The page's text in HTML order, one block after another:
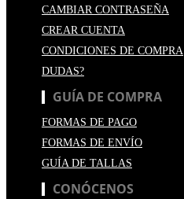
CAMBIAR CONTRASEÑA
CREAR CUENTA
CONDICIONES DE COMPRA
DUDAS?
GUÍA DE COMPRA
FORMAS DE PAGO
FORMAS DE ENVÍO
GUÍA DE TALLAS
CONÓCENOS